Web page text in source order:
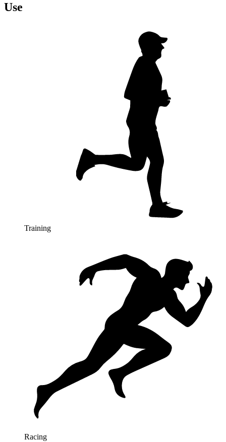
Use
Training
Racing